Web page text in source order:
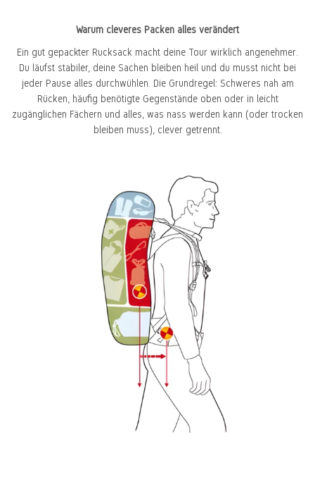
Warum cleveres Packen alles verändert
Ein gut gepackter Rucksack macht deine Tour wirklich angenehmer.
Du läufst stabiler, deine Sachen bleiben heil und du musst nicht bei
jeder Pause alles durchwühlen. Die Grundregel: Schweres nah am
Rücken, häufig benötigte Gegenstände oben oder in leicht
zugänglichen Fächern und alles, was nass werden kann (oder trocken
bleiben muss), clever getrennt.